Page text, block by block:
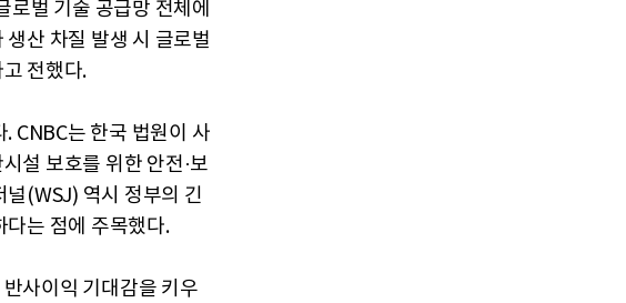
로벌 기술 공급망 전체에
산 차질 발생 시 글로벌
전했다.
CNBC는 한국 법원이 사
설 보호를 위한 안전·보
(WSJ) 역시 정부의 긴
다는 점에 주목했다.
사이익 기대감을 키우